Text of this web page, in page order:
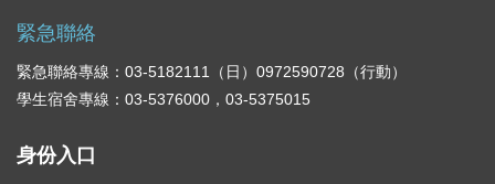
緊急聯絡
緊急聯絡專線：03-5182111（日）0972590728（行動）
學生宿舍專線：03-5376000，03-5375015
身份入口